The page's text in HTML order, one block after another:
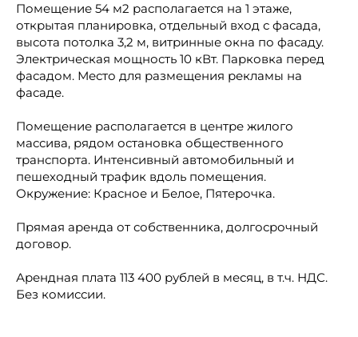
Помещение 54 м2 располагается на 1 этаже,
открытая планировка, отдельный вход с фасада,
высота потолка 3,2 м, витринные окна по фасаду.
Электрическая мощность 10 кВт. Парковка перед
фасадом. Место для размещения рекламы на
фасаде.
Помещение располагается в центре жилого
массива, рядом остановка общественного
транспорта. Интенсивный автомобильный и
пешеходный трафик вдоль помещения.
Окружение: Красное и Белое, Пятерочка.
Прямая аренда от собственника, долгосрочный
договор.
Арендная плата 113 400 рублей в месяц, в т.ч. НДС.
Без комиссии.